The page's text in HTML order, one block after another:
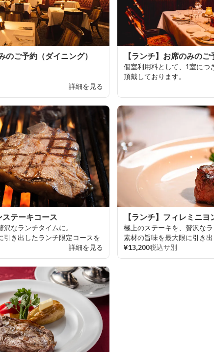
のご予約（ダイニング）
詳細を見る
【ランチ】お席のみのご
個室利用料と して、 1室につ
頂戴しております。
ステーキコース
沢なランチタイムに。
引き 出したランチ限定コースを
非日常空間でご
詳細を見る
【ランチ】フィレミニヨ
極上のステーキを、 贅沢な
素材の旨味を最大限に引き
AKARENGASTEAK
堪能いただけます。
¥13,200税込サ別